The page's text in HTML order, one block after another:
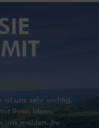
ist uns sehr wichtig.
Ihren Ideen,
uns melden. Ihr